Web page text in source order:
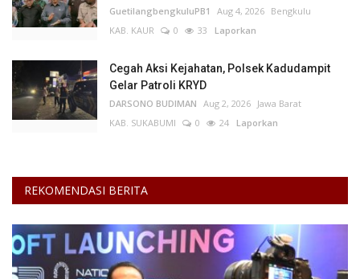
GuetilangbengkuluPB1 Aug 4, 2026 Bengkulu
KAB. KAUR
0 33 Laporkan
Cegah Aksi Kejahatan, Polsek Kadudampit
Gelar Patroli KRYD
DARSONO BUDIMAN Aug 2, 2026 Jawa Barat
KAB. SUKABUMI
0 24 Laporkan
REKOMENDASI BERITA